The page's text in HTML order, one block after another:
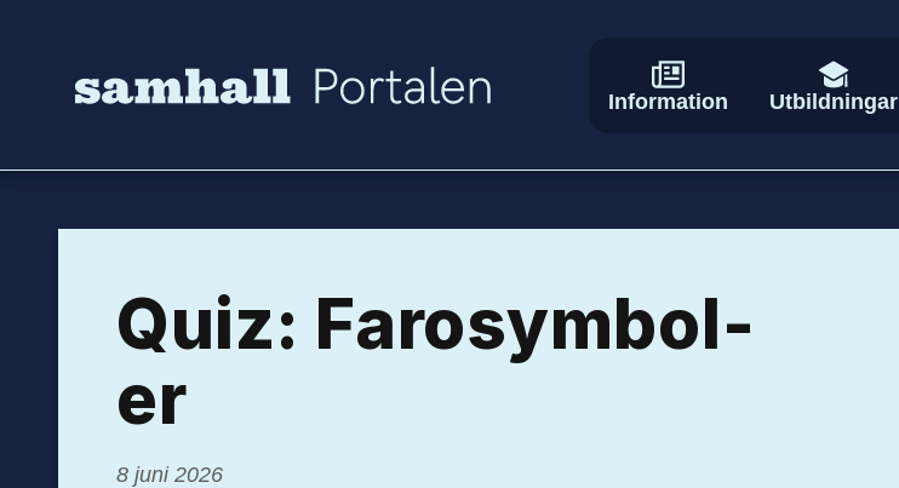
Information Utbildningar
Quiz: Faro­symbol­
er
8 juni 2026